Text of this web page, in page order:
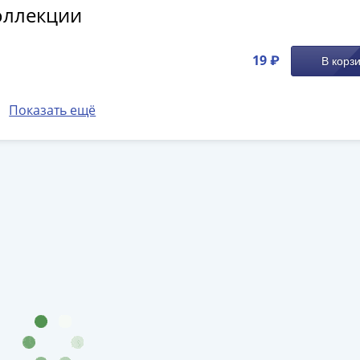
19 ₽ В
Показать ещё